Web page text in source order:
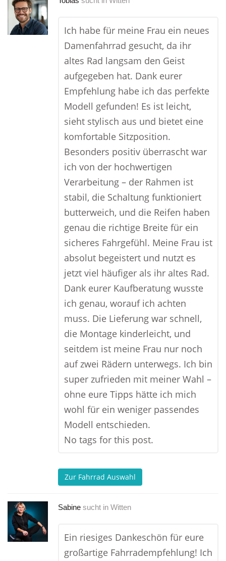
Ich habe für meine Frau ein neues
Damenfahrrad gesucht, da ihr
altes Rad langsam den Geist
aufgegeben hat. Dank eurer
Empfehlung habe ich das perfekte
Modell gefunden! Es ist leicht,
sieht stylisch aus und bietet eine
komfortable Sitzposition.
Besonders positiv überrascht war
ich von der hochwertigen
Verarbeitung – der Rahmen ist
stabil, die Schaltung funktioniert
butterweich, und die Reifen haben
genau die richtige Breite für ein
sicheres Fahrgefühl. Meine Frau ist
absolut begeistert und nutzt es
jetzt viel häufiger als ihr altes Rad.
Dank eurer Kaufberatung wusste
ich genau, worauf ich achten
muss. Die Lieferung war schnell,
die Montage kinderleicht, und
seitdem ist meine Frau nur noch
auf zwei Rädern unterwegs. Ich bin
super zufrieden mit meiner Wahl –
ohne eure Tipps hätte ich mich
wohl für ein weniger passendes
Modell entschieden.
No tags for this post.
Zur Fahrrad Auswahl
Sabine sucht in Witten
Ein riesiges Dankeschön für eure
großartige Fahrradempfehlung! Ich